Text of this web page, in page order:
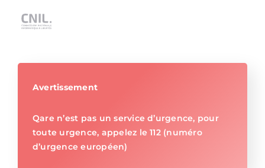
Avertissement
Qare n’est pas un service d’urgence, pour
toute urgence, appelez le 112 (numéro
d’urgence européen)